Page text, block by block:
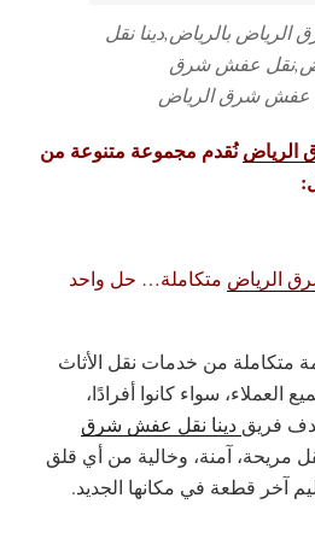
بالرياض,دينا نقل
عفش شرق
عفش شرق الرياض
الرياضنُقدم مجموعة متنوعة من
الرياض متكاملة… حل واحد
متكاملة من خدمات نقل الأثاث
العملاء، سواء كانوا أفرادًا،
فريق دينا نقل عفش شرق
مريحة، آمنة، وخالية من أي قلق
آخر قطعة في مكانها الجديد.